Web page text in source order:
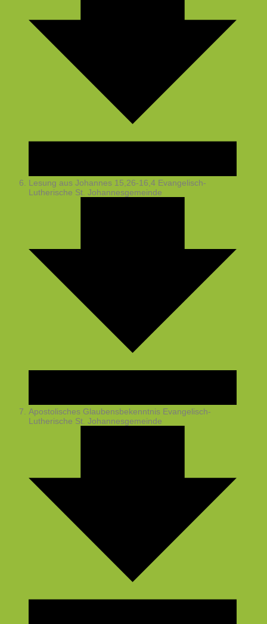
Lesung aus Johannes 15,26-16,4 Evangelisch-
Lutherische St. Johannesgemeinde
Apostolisches Glaubensbekenntnis Evangelisch-
Lutherische St. Johannesgemeinde